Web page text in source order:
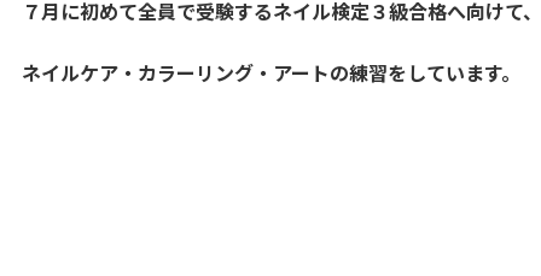
７月に初めて全員で受験するネイル検定３級合格へ向けて、
ネイルケア・カラーリング・アートの練習をしています。